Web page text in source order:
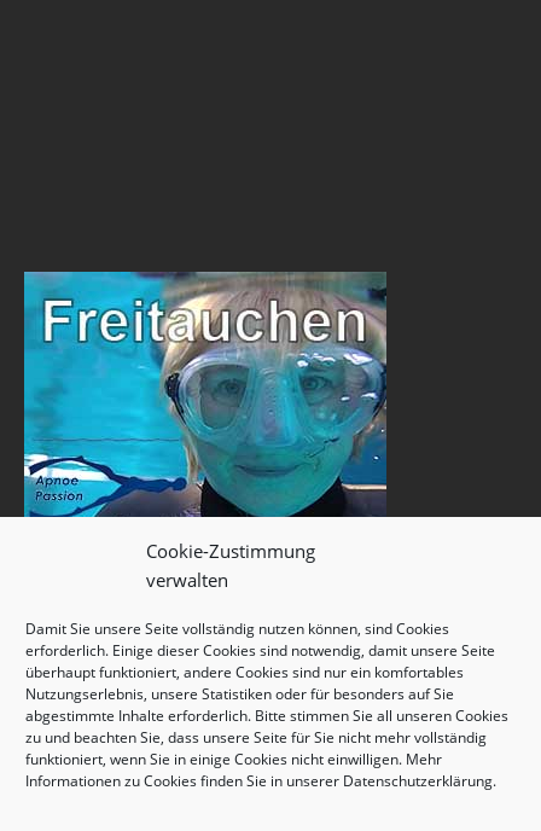
Cookie-Zustimmung
verwalten
Damit Sie unsere Seite vollständig nutzen können, sind Cookies
erforderlich. Einige dieser Cookies sind notwendig, damit unsere Seite
überhaupt funktioniert, andere Cookies sind nur ein komfortables
Nutzungserlebnis, unsere Statistiken oder für besonders auf Sie
abgestimmte Inhalte erforderlich. Bitte stimmen Sie all unseren Cookies
zu und beachten Sie, dass unsere Seite für Sie nicht mehr vollständig
funktioniert, wenn Sie in einige Cookies nicht einwilligen. Mehr
Informationen zu Cookies finden Sie in unserer Datenschutzerklärung.